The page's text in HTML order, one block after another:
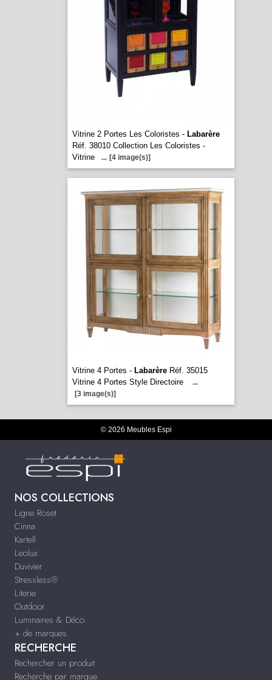
Vitrine 2 Portes Les Coloristes - Labarère
Réf. 38010 Collection Les Coloristes -
Vitrine
... [4 image(s)]
Vitrine 4 Portes - LabarèreRéf. 35015
Vitrine 4 Portes Style Directoire
...
[3 image(s)]
© 2026 Meubles Espi
NOS COLLECTIONS
Ligne Roset
Cinna
Kartell
Leolux
Duvivier
Stressless®
Literie
Outdoor
Luminaires & Déco
+ de marques
RECHERCHE
Rechercher un produit
Recherche par marque